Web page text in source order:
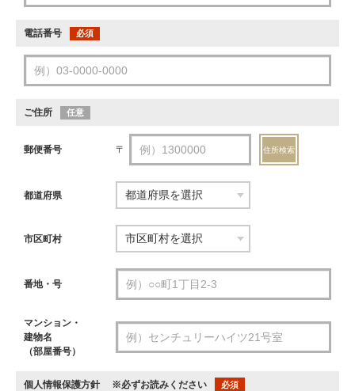
電話番号 必須
ご住所 任意
郵便番号 〒 住所検索
都道府県
市区町村
番地・号
マンション・
建物名
（部屋番号）
個人情報保護方針 ※必ずお読みください 必須